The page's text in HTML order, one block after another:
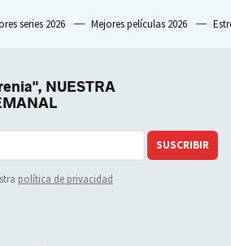
series 2026 Mejores películas 2026
NUESTRA
SUSCRIBIR
política de privacidad